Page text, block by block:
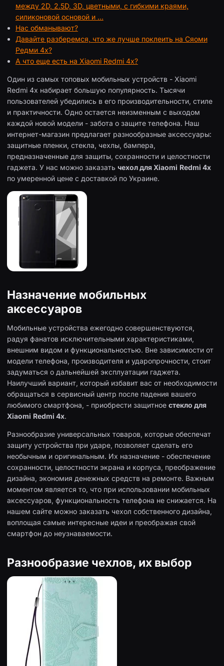
между 2D, 2.5D, 3D, цветными, с гибкими краями,
силиконовой основой и …
Нас обманывают?
Давайте разберемся, что же лучше поклеить на Сяоми
Редми 4х?
А что еще есть на Xiaomi Redmi 4x?
Один из самых топовых мобильных устройств - Xiaomi
Redmi 4x набирает большую популярность. Тысячи
пользователей убедились в его производительности, стиле
и практичности. Одно остается неизменным с выходом
каждой новой модели - забота о защите телефона. Наш
интернет-магазин предлагает разнообразные аксессуары:
защитные пленки, стекла, чехлы, бампера,
предназначенные для защиты, сохранности и целостности
гаджета. У нас можно заказать чехол для Xiaomi Redmi 4x
по умеренной цене с доставкой по Украине.
Назначение мобильных
аксессуаров
Мобильные устройства ежегодно совершенствуются,
радуя фанатов исключительными характеристиками,
внешним видом и функциональностью. Вне зависимости от
модели телефона, производителя и ударопрочности, стоит
задуматься о дальнейшей эксплуатации гаджета.
Наилучший вариант, который избавит вас от необходимости
обращаться в сервисный центр после падения вашего
любимого смартфона, - приобрести защитное стекло для
Xiaomi Redmi 4x.
Разнообразие универсальных товаров, которые обеспечат
защиту устройства при ударе, позволяет сделать его
необычным и оригинальным. Их назначение - обеспечение
сохранности, целостности экрана и корпуса, преображение
дизайна, экономия денежных средств на ремонте. Важным
моментом является то, что при использовании мобильных
аксессуаров, функциональность телефона не снижается. На
нашем сайте можно заказать чехол собственного дизайна,
воплощая самые интересные идеи и преображая свой
смартфон до неузнаваемости.
Разнообразие чехлов, их выбор